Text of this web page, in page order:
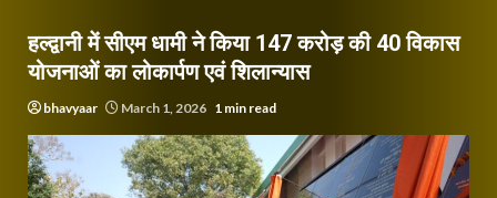
हल्द्वानी में सीएम धामी ने किया 147 करोड़ की 40 विकास
योजनाओं का लोकार्पण एवं शिलान्यास
bhavyaar March 1, 2026 1 min read